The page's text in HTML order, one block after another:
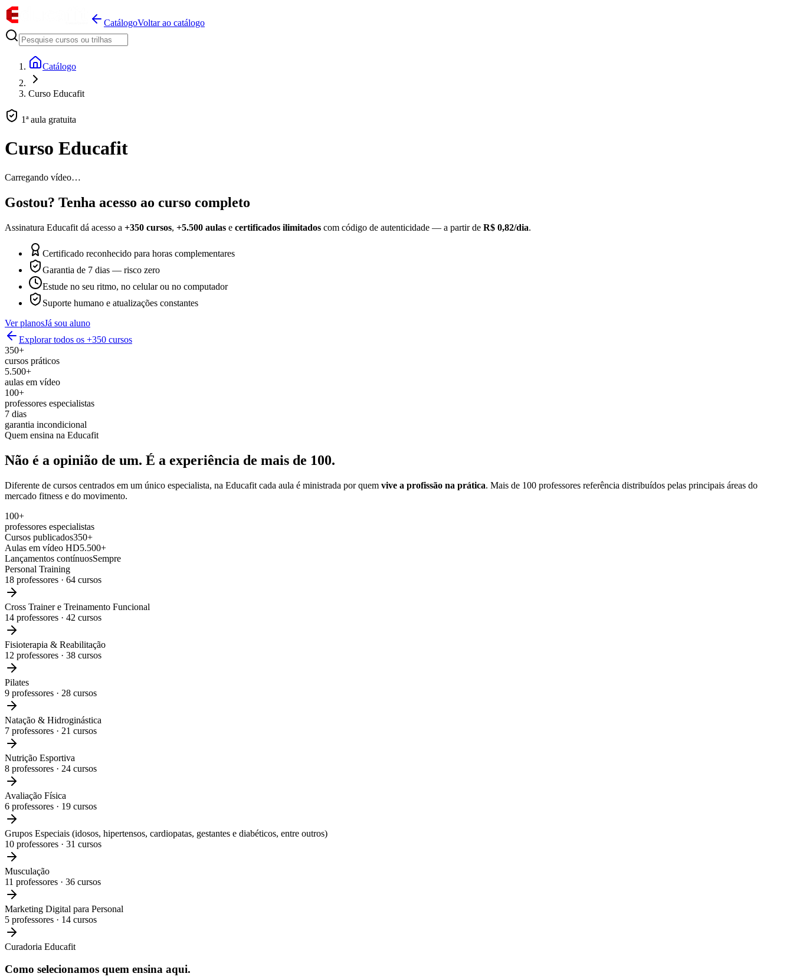
CatálogoVoltar ao catálogo
Catálogo
Curso Educafit
1ª aula gratuita
Curso Educafit
Carregando vídeo…
Gostou? Tenha acesso ao curso completo
Assinatura Educafit dá acesso a +350 cursos, +5.500 aulas e certificados ilimitados com código de autenticidade — a partir de R$ 0,82/dia.
Certificado reconhecido para horas complementares
Garantia de 7 dias — risco zero
Estude no seu ritmo, no celular ou no computador
Suporte humano e atualizações constantes
Ver planosJá sou aluno
Explorar todos os +350 cursos
350+
cursos práticos
5.500+
aulas em vídeo
100+
professores especialistas
7 dias
garantia incondicional
Quem ensina na Educafit
Não é a opinião de um. É a experiência de mais de 100.
Diferente de cursos centrados em um único especialista, na Educafit cada aula é ministrada por quem vive a profissão na prática. Mais de 100 professores referência distribuídos pelas principais áreas do
mercado fitness e do movimento.
100+
professores especialistas
Cursos publicados350+
Aulas em vídeo HD5.500+
Lançamentos contínuosSempre
Personal Training
18 professores · 64 cursos
Cross Trainer e Treinamento Funcional
14 professores · 42 cursos
Fisioterapia & Reabilitação
12 professores · 38 cursos
Pilates
9 professores · 28 cursos
Natação & Hidroginástica
7 professores · 21 cursos
Nutrição Esportiva
8 professores · 24 cursos
Avaliação Física
6 professores · 19 cursos
Grupos Especiais (idosos, hipertensos, cardiopatas, gestantes e diabéticos, entre outros)
10 professores · 31 cursos
Musculação
11 professores · 36 cursos
Marketing Digital para Personal
5 professores · 14 cursos
Curadoria Educafit
Como selecionamos quem ensina aqui.